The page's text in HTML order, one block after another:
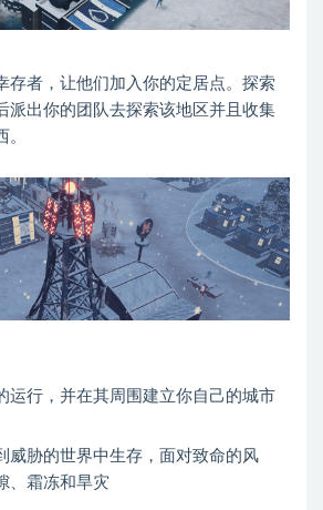
存者，让他们加入你的定居点。探索
派出你的团队去探索该地区并且收集
。
运行，并在其周围建立你自己的城市
威胁的世界中生存，面对致命的风
、霜冻和旱灾